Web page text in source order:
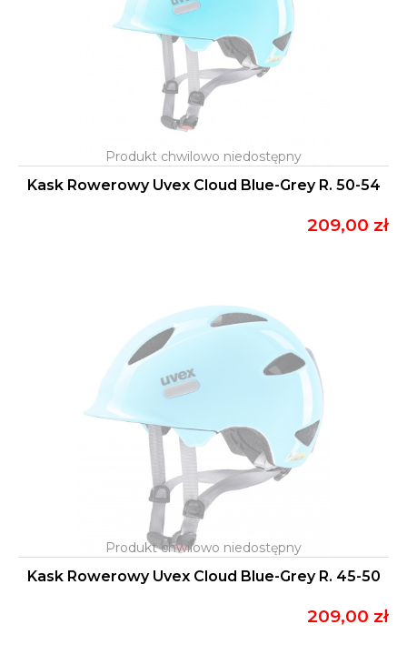
Kask Rowerowy Uvex Cloud Blue-Grey R. 50-54
209,00 zł
Kask Rowerowy Uvex Cloud Blue-Grey R. 45-50
209,00 zł